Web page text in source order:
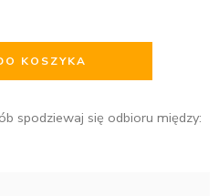
KOSZYKA
spodziewaj się odbioru między: